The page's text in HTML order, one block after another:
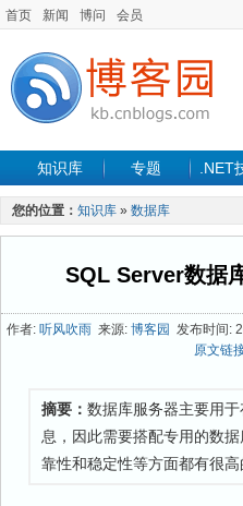
首页 新闻 博问 会员
知识库 专题 .NET
手机开发 软件工程
最新文章
您的位置： 知识库 » 数据库
SQL Server数据
作者: 听风吹雨 来源: 博客园 发布时间:
原文链
摘要： 数据库服务器主要用
息，因此需要搭配专用的数
靠性和稳定性等方面都有很高